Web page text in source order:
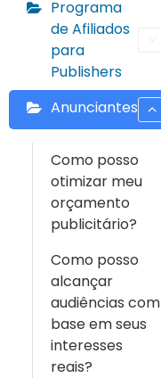
Programa
de Afiliados
para
Publishers
Anunciantes
Como posso
otimizar meu
orçamento
publicitário?
Como posso
alcançar
audiências com
base em seus
interesses
reais?